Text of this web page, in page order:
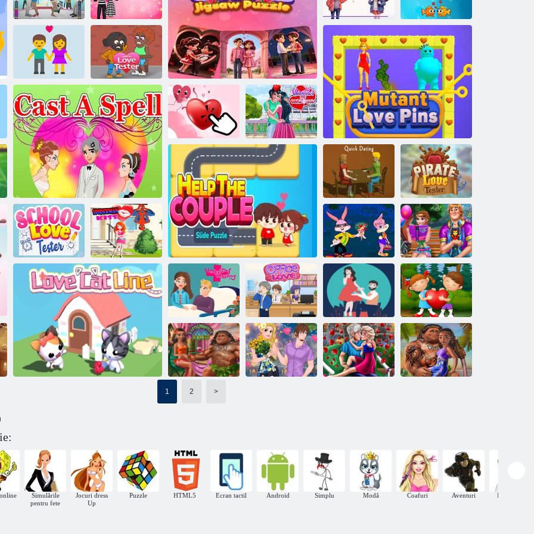
Iubit pentru închiriere
Bestie Breakup Run - Dragoste de Crăciun
îmbrăcați-vă
perfecta
dragoste
probleme
BESTIE
BREAKUP -
RUN PENTRU
IUBIRE
Ținute asortate
pentru
Valentine’s
Valentine’s
Puzzle cuplu Valentine
Hero Heartscape
Erou
Iubitorii de pește
Test de
compatibilitate
cu potrivirea
dragostei
Pinii de dragoste mutanți
Tester de
dragoste
Arunca o vraja
Love Clicker:
Ziua
Îndrăgostiților
Obiectivul de
cupluri de Ziua
Îndrăgostiților
Ajută cuplul Slide puzzle
Întâlnire rapidă
Tester de
dragoste pirat
Tester de
dragoste școlară
Omul Păianjen
sărut
Iepurasul
Dragoste
DressUp
Linia Love Cat
Ellie Dragoste
Trouble
Sărutarea
spitalului
Biroul de
dragoste
Jigsaw
Obiective de
cuplu
Diferențele de
dragoste
romantică
1 2 >
Simulările
pentru fete
Jocuri dress
Up
Puzzle HTML5 Ecran tactil Android Simplu Modă Coafuri Aventuri Inteligent